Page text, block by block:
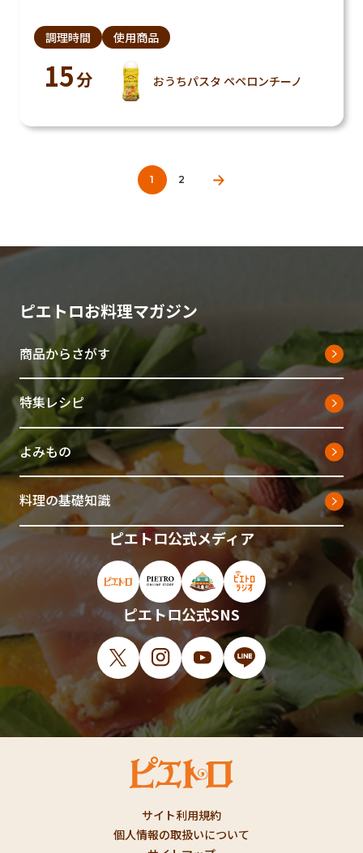
調理時間
15分
使用商品
おうちパスタ ペペロンチーノ
1 2
ピエトロお料理マガジン
商品からさがす
特集レシピ
よみもの
料理の基礎知識
ピエトロ公式メディア
ピエトロ公式サイト（新しいウィンドウで
ピエトロオンラインストア（新しい
ピエトロホームタウン（新
ピエトロラジオ（新
ピエトロ公式SNS
X（新しいウィンドウで開きます）
Instagram（新しいウィンドウで開
YouTube（新しいウィンド
LINE（新しいウィン
サイト利用規約
個人情報の取扱いについて